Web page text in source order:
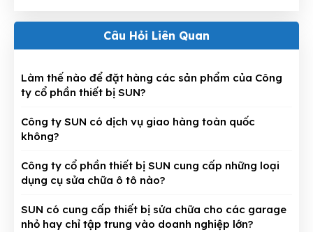
Câu Hỏi Liên Quan
Làm thế nào để đặt hàng các sản phẩm của Công
ty cổ phần thiết bị SUN?
Công ty SUN có dịch vụ giao hàng toàn quốc
không?
Công ty cổ phần thiết bị SUN cung cấp những loại
dụng cụ sửa chữa ô tô nào?
SUN có cung cấp thiết bị sửa chữa cho các garage
nhỏ hay chỉ tập trung vào doanh nghiệp lớn?